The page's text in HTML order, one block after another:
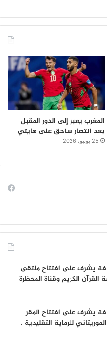
المغرب يعبر إلى الدور المقبل
بعد انتصار ساحق على هايتي
25 يونيو، 2026
يشرف على افتتاح ملتقى
القرآن الكريم وقناة المحظرة
يشرف على افتتاح المقر
للرماية التقليدية .